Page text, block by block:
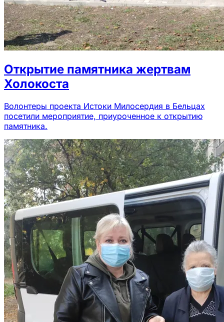
Открытие памятника жертвам
Холокоста
Волонтеры проекта Истоки Милосердия в Бельцах
посетили мероприятие, приуроченное к открытию
памятника.